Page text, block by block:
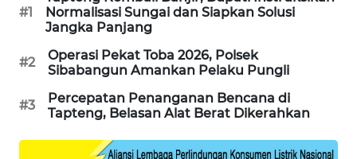
#1
Normalisasi Sungai dan Siapkan Solusi
Jangka Panjang
#2
Operasi Pekat Toba 2026, Polsek
Sibabangun Amankan Pelaku Pungli
#3
Percepatan Penanganan Bencana di
Tapteng, Belasan Alat Berat Dikerahkan
SIDIKALANG
NEWS
SIBARAGAS
NEWS